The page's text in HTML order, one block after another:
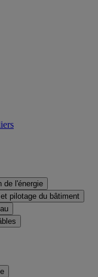
de l'énergie
pilotage du bâtiment